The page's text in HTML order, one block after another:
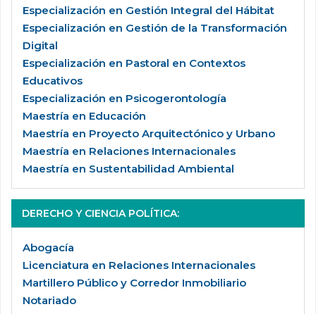
Especialización en Gestión Integral del Hábitat
Especialización en Gestión de la Transformación
Digital
Especialización en Pastoral en Contextos
Educativos
Especialización en Psicogerontología
Maestría en Educación
Maestría en Proyecto Arquitectónico y Urbano
Maestría en Relaciones Internacionales
Maestría en Sustentabilidad Ambiental
DERECHO Y CIENCIA POLÍTICA:
Abogacía
Licenciatura en Relaciones Internacionales
Martillero Público y Corredor Inmobiliario
Notariado